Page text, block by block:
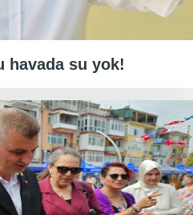
havada su yok!